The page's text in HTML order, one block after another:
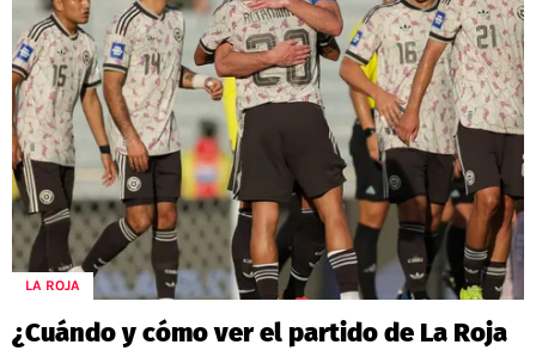
LA ROJA
¿Cuándo y cómo ver el partido de La Roja